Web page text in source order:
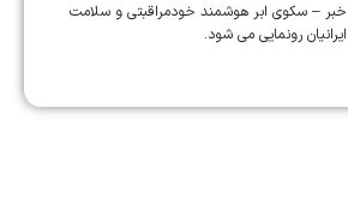
خبر – سکوی ابر هوشمند خودمراقبتی و سلامت
ایرانیان رونمایی می شود.